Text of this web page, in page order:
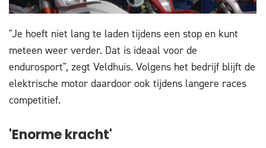
"Je hoeft niet lang te laden tijdens een stop en kunt
meteen weer verder. Dat is ideaal voor de
endurosport", zegt Veldhuis. Volgens het bedrijf blijft de
elektrische motor daardoor ook tijdens langere races
competitief.
'Enorme kracht'